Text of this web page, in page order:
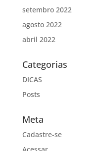
setembro 2022
agosto 2022
abril 2022
Categorias
DICAS
Posts
Meta
Cadastre-se